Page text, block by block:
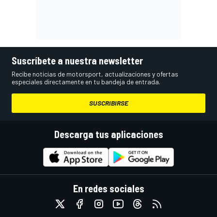
Suscríbete a nuestra newsletter
Recibe noticias de motorsport, actualizaciones y ofertas
especiales directamente en tu bandeja de entrada.
SUSCRIBIRSE
Descarga tus aplicaciones
En redes sociales